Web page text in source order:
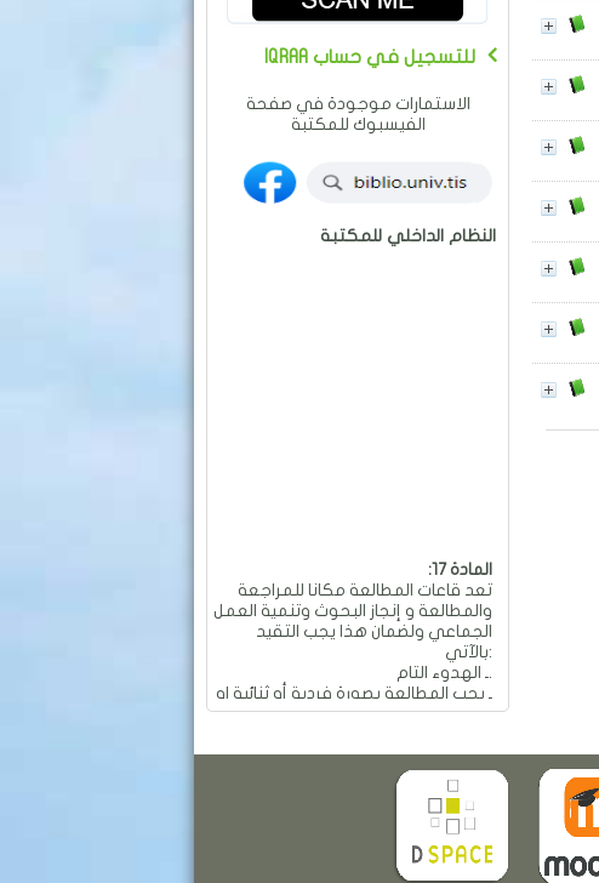
IQRAA للتسجيل في حساب
الاستمارات موجودة في صفحة
الفيسبوك للمكتبة
النظام الداخلي للمكتبة
تعد قاعات المطالعة مكانا للمراجعة
والمطالعة و إنجاز البحوث وتنمية العمل
الجماعي ولضمان هذا يجب التقيد
بالآتي:
ـ الهدوء التام.
ـ يجب المطالعة بصورة فردية أو ثنائية او
جماعية و بهدوء تام.
والضجيج داخل القاعة.
ـ ممنوع تجاوز عدد المقاعد المسموح
ـ ممنوع تحريك وتحويل الأثاث من
معدات وطاولات وكراسي من أماكنها